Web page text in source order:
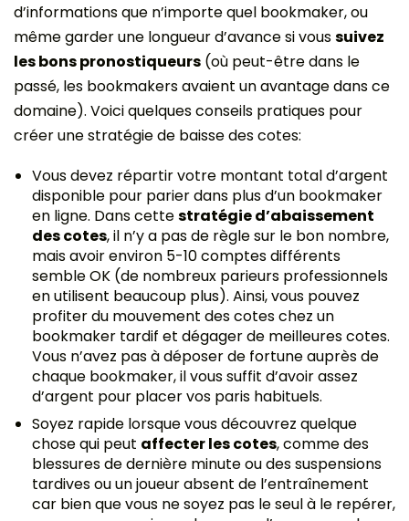
d’informations que n’importe quel bookmaker, ou
même garder une longueur d’avance si voussuivez
les bons pronostiqueurs (où peut-être dans le
passé, les bookmakers avaient un avantage dans ce
domaine). Voici quelques conseils pratiques pour
créer une stratégie de baisse des cotes:
Vous devez répartir votre montant total d’argent
disponible pour parier dans plus d’un bookmaker
en ligne. Dans cettestratégie d’abaissement
des cotes, il n’y a pas de règle sur le bon nombre,
mais avoir environ 5-10 comptes différents
semble OK (de nombreux parieurs professionnels
en utilisent beaucoup plus). Ainsi, vous pouvez
profiter du mouvement des cotes chez un
bookmaker tardif et dégager de meilleures cotes.
Vous n’avez pas à déposer de fortune auprès de
chaque bookmaker, il vous suffit d’avoir assez
d’argent pour placer vos paris habituels.
Soyez rapide lorsque vous découvrez quelque
chose qui peut affecter les cotes, comme des
blessures de dernière minute ou des suspensions
tardives ou un joueur absent de l’entraînement
car bien que vous ne soyez pas le seul à le repérer,